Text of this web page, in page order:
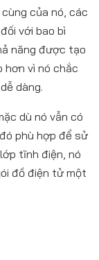
của nó, các
với bao bì
năng được tạo
hơn vì nó chắc
dàng.
dù nó vẫn có
phù hợp để sử
tĩnh điện, nó
đồ điện tử một